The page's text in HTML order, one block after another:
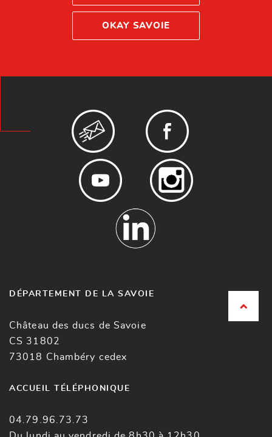
OKAY SAVOIE
DÉPARTEMENT DE LA SAVOIE
Château des ducs de Savoie
CS 31802
73018 Chambéry cedex
ACCUEIL TÉLÉPHONIQUE
04.79.96.73.73